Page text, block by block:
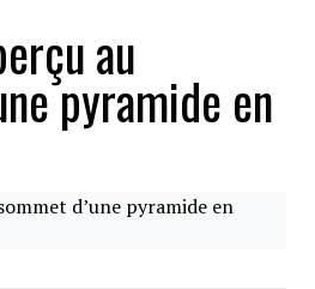
au
pyramide en